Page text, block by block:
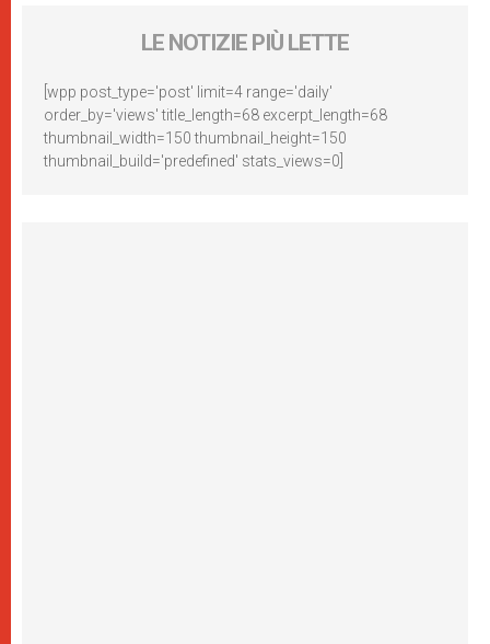
LE NOTIZIE PIÙ LETTE
[wpp post_type='post' limit=4 range='daily'
order_by='views' title_length=68 excerpt_length=68
thumbnail_width=150 thumbnail_height=150
thumbnail_build='predefined' stats_views=0]